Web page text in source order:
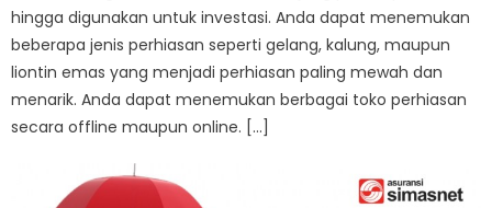
hingga digunakan untuk investasi. Anda dapat menemukan
beberapa jenis perhiasan seperti gelang, kalung, maupun
liontin emas yang menjadi perhiasan paling mewah dan
menarik. Anda dapat menemukan berbagai toko perhiasan
secara offline maupun online. […]